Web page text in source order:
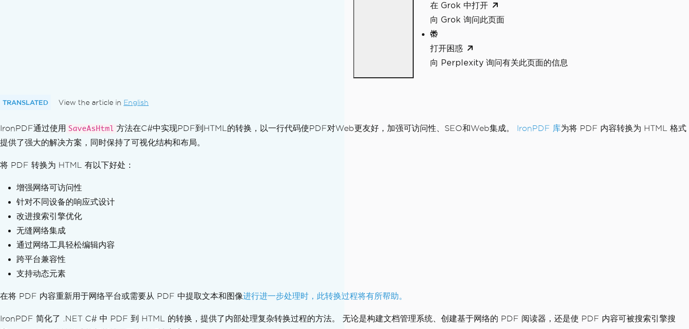
从 HTML 文件生成 PDF
从HTML ZIP文件生成PDF
从 URL 生成 PDF
从PDF生成图像
转换RTF为PDF
将MD转换为PDF
将XML转换为PDF
PDF to SVG
动态网页到 PDF
生成PDF报告
Razor 到 PDF（Blazor Server）
在 Grok 中打开
向 Grok 询问此页面
打开困惑
向 Perplexity 询问有关此页面的信息
TRANSLATED View the article in English
IronPDF通过使用 SaveAsHtml 方法在C#中实现PDF到HTML的转换，以一行代码使PDF对Web更友好，加强可访问性、SEO和Web集成。 IronPDF 库为将 PDF 内容转换为 HTML 格式
提供了强大的解决方案，同时保持了可视化结构和布局。
将 PDF 转换为 HTML 有以下好处：
增强网络可访问性
针对不同设备的响应式设计
改进搜索引擎优化
无缝网络集成
通过网络工具轻松编辑内容
跨平台兼容性
支持动态元素
在将 PDF 内容重新用于网络平台或需要从 PDF 中提取文本和图像进行进一步处理时，此转换过程将有所帮助。
IronPDF 简化了 .NET C# 中 PDF 到 HTML 的转换，提供了内部处理复杂转换过程的方法。 无论是构建文档管理系统、创建基于网络的 PDF 阅读器，还是使 PDF 内容可被搜索引擎搜